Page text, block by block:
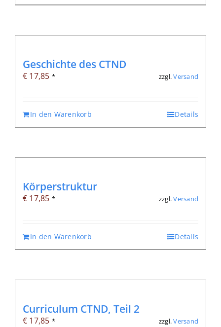
Geschichte des CTND
€ 17,85 * zzgl.Versand
In den Warenkorb Details
Körperstruktur
€ 17,85 * zzgl.Versand
In den Warenkorb Details
Curriculum CTND, Teil 2
€ 17,85 * zzgl.Versand